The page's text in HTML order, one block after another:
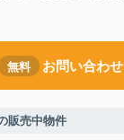
無料 お問い合わせ
販売中物件